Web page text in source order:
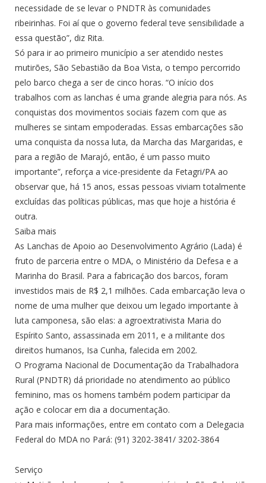
necessidade de se levar o PNDTR às comunidades
ribeirinhas. Foi aí que o governo federal teve sensibilidade a
essa questão”, diz Rita.
Só para ir ao primeiro município a ser atendido nestes
mutirões, São Sebastião da Boa Vista, o tempo percorrido
pelo barco chega a ser de cinco horas. “O início dos
trabalhos com as lanchas é uma grande alegria para nós. As
conquistas dos movimentos sociais fazem com que as
mulheres se sintam empoderadas. Essas embarcações são
uma conquista da nossa luta, da Marcha das Margaridas, e
para a região de Marajó, então, é um passo muito
importante”, reforça a vice-presidente da Fetagri/PA ao
observar que, há 15 anos, essas pessoas viviam totalmente
excluídas das políticas públicas, mas que hoje a história é
outra.
Saiba mais
As Lanchas de Apoio ao Desenvolvimento Agrário (Lada) é
fruto de parceria entre o MDA, o Ministério da Defesa e a
Marinha do Brasil. Para a fabricação dos barcos, foram
investidos mais de R$ 2,1 milhões. Cada embarcação leva o
nome de uma mulher que deixou um legado importante à
luta camponesa, são elas: a agroextrativista Maria do
Espírito Santo, assassinada em 2011, e a militante dos
direitos humanos, Isa Cunha, falecida em 2002.
O Programa Nacional de Documentação da Trabalhadora
Rural (PNDTR) dá prioridade no atendimento ao público
feminino, mas os homens também podem participar da
ação e colocar em dia a documentação.
Para mais informações, entre em contato com a Delegacia
Federal do MDA no Pará: (91) 3202-3841/ 3202-3864
Serviço